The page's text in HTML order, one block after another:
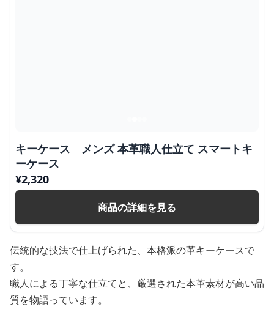
キーケース メンズ 本革職人仕立て スマートキ
ーケース
¥2,320
商品の詳細を見る
伝統的な技法で仕上げられた、本格派の革キーケースで
す。
職人による丁寧な仕立てと、厳選された本革素材が高い品
質を物語っています。